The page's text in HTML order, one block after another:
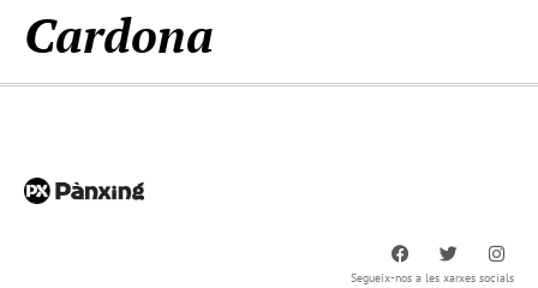
Cardona
Segueix-nos a les xarxes socials